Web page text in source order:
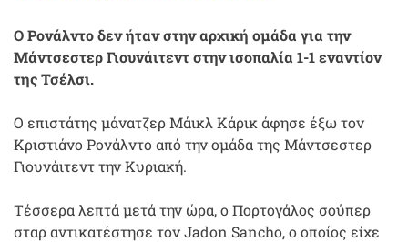
Ο Ρονάλντο δεν ήταν στην αρχική ομάδα για την
Μάντσεστερ Γιουνάιτεντ στην ισοπαλία 1-1 εναντίον
της Τσέλσι.
Ο επιστάτης μάνατζερ Μάικλ Κάρικ άφησε έξω τον
Κριστιάνο Ρονάλντο από την ομάδα της Μάντσεστερ
Γιουνάιτεντ την Κυριακή.
Τέσσερα λεπτά μετά την ώρα, ο Πορτογάλος σούπερ
σταρ αντικατέστησε τον Jadon Sancho, ο οποίος είχε